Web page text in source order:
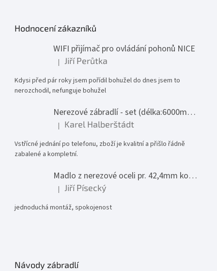
Hodnocení zákazníků
WIFI přijímač pro ovládání pohonů NICE
Hodnocení produktu je 1 z 5 hvězdiček.
| Jiří Perůtka
Kdysi před pár roky jsem pořídil bohužel do dnes jsem to
nerozchodil, nefunguje bohužel
Nerezové zábradlí - set (délka:6000mm x výška:1000mm)
Hodnocení produktu je 5 z 5 hvězdiček.
| Karel Halberštádt
Vstřícné jednání po telefonu, zboží je kvalitní a přišlo řádně
zabalené a kompletní.
Madlo z nerezové oceli pr. 42,4mm komplet - model 0116 - 3000mm
Hodnocení produktu je 5 z 5 hvězdiček.
| Jiří Písecký
jednoduchá montáž, spokojenost
Návody zábradlí